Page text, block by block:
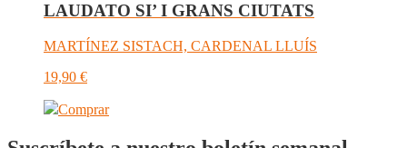
LAUDATO SI’ I GRANS CIUTATS
MARTÍNEZ SISTACH, CARDENAL LLUÍS
19,90 €
Comprar